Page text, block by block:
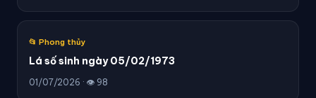
📂 Phong thủy
Lá số sinh ngày 05/02/1973
01/07/2026 · 👁 98